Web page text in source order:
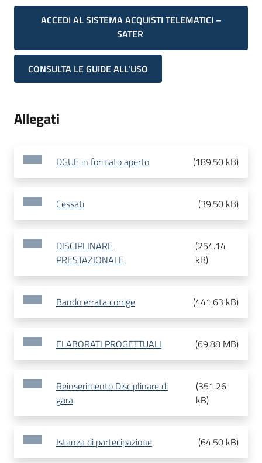
ACCEDI AL SISTEMA ACQUISTI TELEMATICI –
SATER
CONSULTA LE GUIDE ALL'USO
Allegati
DGUE in formato aperto (189.50 kB)
Cessati (39.50 kB)
DISCIPLINARE
PRESTAZIONALE
(254.14
kB)
Bando errata corrige (441.63 kB)
ELABORATI PROGETTUALI (69.88 MB)
Reinserimento Disciplinare di
gara
(351.26
kB)
Istanza di partecipazione (64.50 kB)